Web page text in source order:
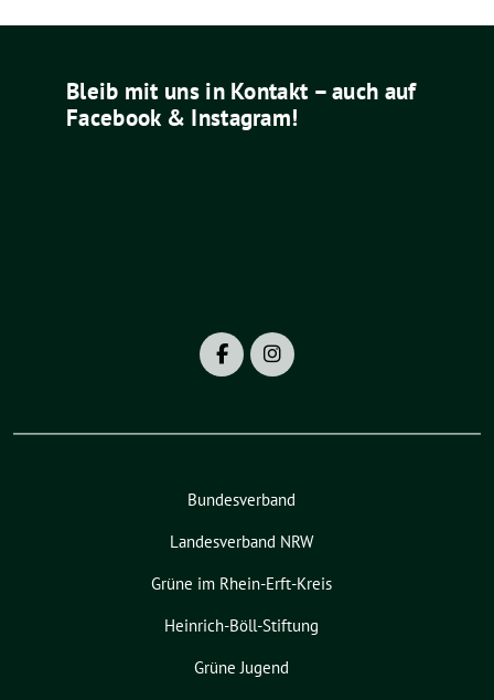
Bleib mit uns in Kontakt – auch auf
Facebook & Instagram!
Bundesverband
Landesverband NRW
Grüne im Rhein-Erft-Kreis
Heinrich-Böll-Stiftung
Grüne Jugend